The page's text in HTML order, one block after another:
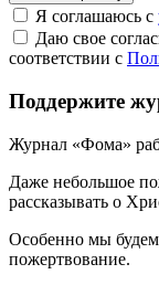
Я соглашаюсь с
Даю свое
соответствии с
Поддержите
Журнал «Фома»
Даже небольшое
рассказывать о
Особенно мы
пожертвование.